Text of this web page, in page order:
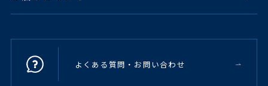
よくある質問・お問い合わせ